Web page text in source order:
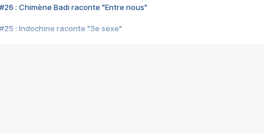
#26 : Chimène Badi raconte "Entre nous"
#25 : Indochine raconte "3e sexe"